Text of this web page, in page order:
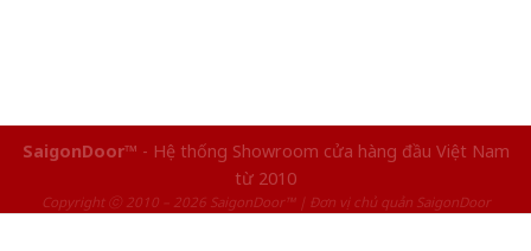
SaigonDoor™ - Hệ thống Showroom cửa hàng đầu Việt Nam
từ 2010
Copyright ⓒ 2010 – 2026 SaigonDoor™ | Đơn vị chủ quản SaigonDoor